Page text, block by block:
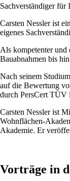
Sachverständiger für
Carsten Nessler ist
eigenes
Als kompetenter und
Bauabnahmen bis
Nach seinem
auf die Bewertung
durch PersCert TÜV
Carsten Nessler ist
Wohnflächen-
Akademie. Er
Vorträge in